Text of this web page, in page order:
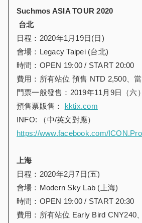
Suchmos ASIA TOUR 2020
台北
日程：2020年1月19日(日)
會場：Legacy Taipei (台北)
時間：OPEN 19:00 / START 20:00
費用：所有站位 預售 NTD 2,500、
門票一般發售：2019年11月9日（六
預售票販售： kktix.com
INFO: （中/英文對應）
https://www.facebook.com/
上海
日程：2020年2月7日(五)
會場：Modern Sky Lab (上海)
時間：OPEN 19:00 / START 20:30
費用：所有站位 Early Bird CNY240